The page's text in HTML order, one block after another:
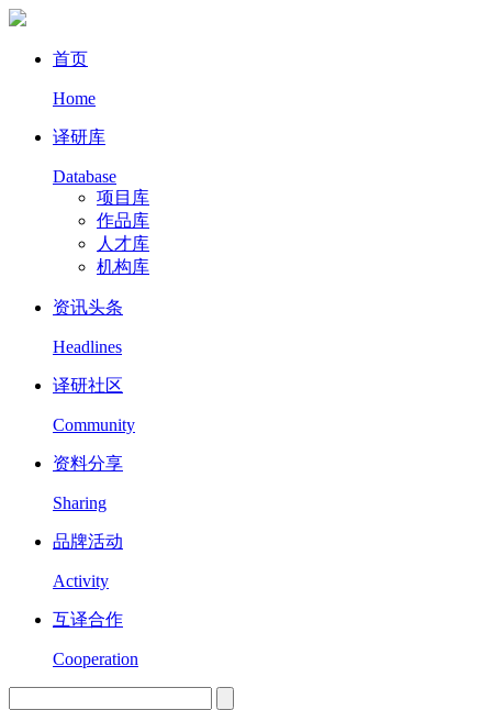
首页
Home
译研库
Database
项目库
作品库
人才库
机构库
资讯头条
Headlines
译研社区
Community
资料分享
Sharing
品牌活动
Activity
互译合作
Cooperation